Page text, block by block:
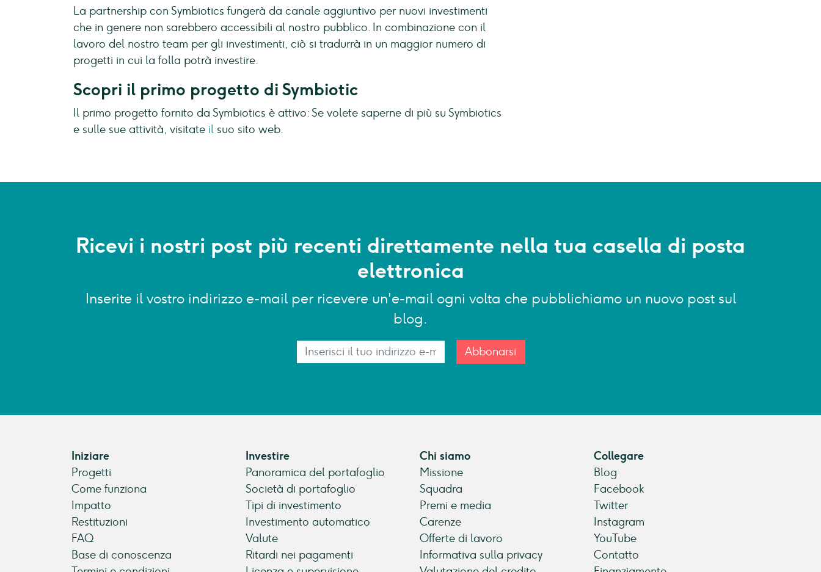
La partnership con Symbiotics fungerà da canale aggiuntivo per nuovi investimenti
che in genere non sarebbero accessibili al nostro pubblico. In combinazione con il
lavoro del nostro team per gli investimenti, ciò si tradurrà in un maggior numero di
progetti in cui la folla potrà investire.
Scopri il primo progetto di Symbiotic
Il primo progetto fornito da Symbiotics è attivo: Se volete saperne di più su Symbiotics
e sulle sue attività, visitate il suo sito web.
Ricevi i nostri post più recenti direttamente nella tua casella di posta
elettronica
Inserite il vostro indirizzo e-mail per ricevere un'e-mail ogni volta che pubblichiamo un nuovo post sul
blog.
Abbonarsi
Iniziare
Progetti
Come funziona
Impatto
Restituzioni
FAQ
Base di conoscenza
Investire
Panoramica del portafoglio
Società di portafoglio
Tipi di investimento
Investimento automatico
Valute
Ritardi nei pagamenti
Chi siamo
Missione
Squadra
Premi e media
Carenze
Offerte di lavoro
Informativa sulla privacy
Collegare
Blog
Facebook
Twitter
Instagram
YouTube
Contatto